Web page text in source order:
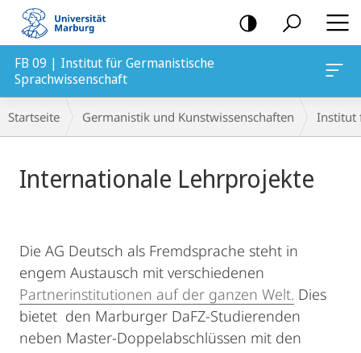
Mobile-
Navigation
FB 09 | Institut für Germanistische
Sprachwissenschaft
Breadcrumb-
Navigation
Startseite Germanistik und Kunstwissenschaften Institut
Internationale Lehrprojekte
Die AG Deutsch als Fremdsprache steht in
engem Austausch mit verschiedenen
Partnerinstitutionen auf der ganzen Welt. Dies
bietet den Marburger DaFZ-Studierenden
neben Master-Doppelabschlüssen mit den